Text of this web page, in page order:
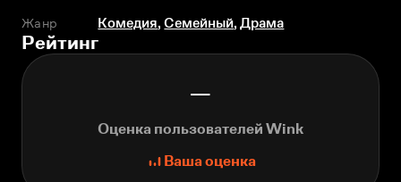
Жанр Комедия,Семейный,Драма
Рейтинг
—
Оценка пользователей Wink
Ваша оценка